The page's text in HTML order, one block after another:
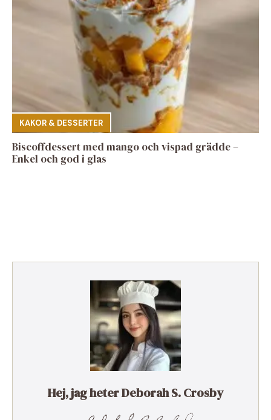
KAKOR & DESSERTER
Biscoffdessert med mango och vispad grädde –
Enkel och god i glas
Hej, jag heter Deborah S. Crosby